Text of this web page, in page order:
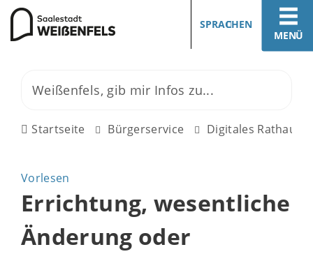
MENÜ
SPRACHEN
Startseite Bürgerservice Digitales Rathaus
Vorlesen
Errichtung, wesentliche
Änderung oder